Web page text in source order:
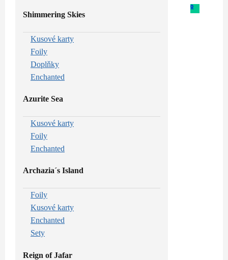
0
Shimmering Skies
Kusové karty
Foily
Doplňky
Enchanted
Azurite Sea
Kusové karty
Foily
Enchanted
Archazia´s Island
Foily
Kusové karty
Enchanted
Sety
Reign of Jafar